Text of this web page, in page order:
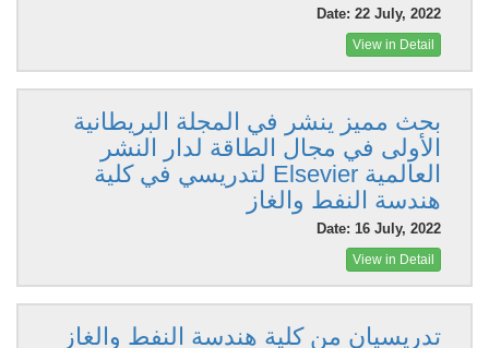
Date: 22 July, 2022
View in Detail
بحث مميز ينشر في المجلة البريطانية
الأولى في مجال الطاقة لدار النشر
العالمية Elsevier لتدريسي في كلية
هندسة النفط والغاز
Date: 16 July, 2022
View in Detail
تدريسيان من كلية هندسة النفط والغاز